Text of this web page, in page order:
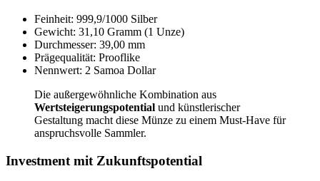
Feinheit: 999,9/1000 Silber
Gewicht: 31,10 Gramm (1 Unze)
Durchmesser: 39,00 mm
Prägequalität: Prooflike
Nennwert: 2 Samoa Dollar
Die außergewöhnliche Kombination aus
Wertsteigerungspotential und künstlerischer
Gestaltung macht diese Münze zu einem Must-Have für
anspruchsvolle Sammler.
Investment mit Zukunftspotential